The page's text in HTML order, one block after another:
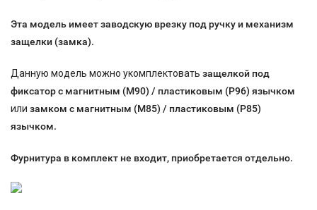
Эта модель имеет заводскую врезку под ручку и механизм
защелки (замка).
Данную модель можно укомплектовать защелкой под
фиксатор с магнитным (М90) / пластиковым (P96) язычком
или замком с магнитным (М85) / пластиковым (P85)
язычком.
Фурнитура в комплект не входит, приобретается отдельно.